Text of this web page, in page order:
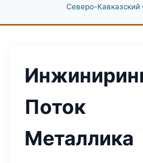
Северо-
Поток
Металлика